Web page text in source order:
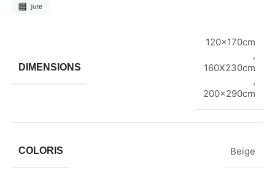
DIMENSIONS
120x170cm
,
160X230cm
,
200x290cm
COLORIS Beige